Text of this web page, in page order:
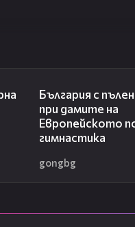
България с
при дамите на
Европейското
гимнастика
gongbg